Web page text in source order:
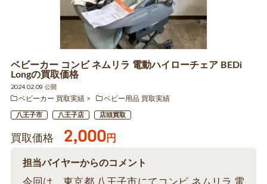
ベビーカー コンビ ネムリラ 電動ハイローチェア BEDi
Longの買取価格
2024.02.09 公開
ベビーカー 買取実績
ベビー用品 買取実績
八王子市 八王子店 店頭買取
買取価格 2,000円
担当バイヤーからのコメント